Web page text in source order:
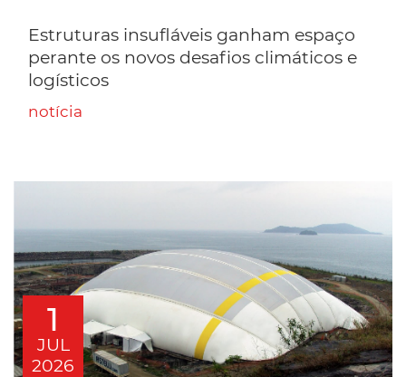
Estruturas insufláveis ganham espaço
perante os novos desafios climáticos e
logísticos
notícia
1
JUL
2026